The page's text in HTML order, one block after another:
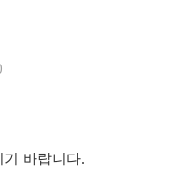
바랍니다.